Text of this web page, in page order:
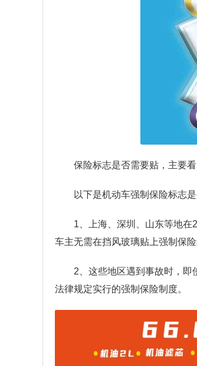
保险标志是否需要贴，主要
以下是机动车强制保险标志
1、上海、深圳、山东等地在
车主无需在挡风玻璃贴上强制保险
2、这些地区遇到事故时，即
法律规定实行的强制保险制度。